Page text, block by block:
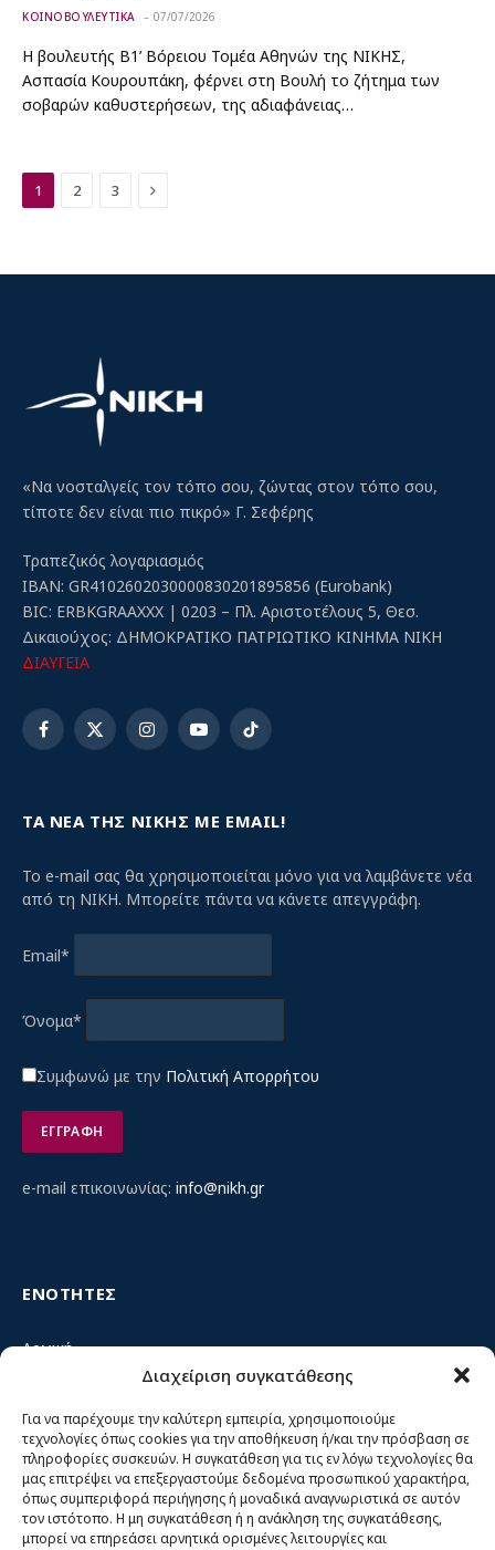
Διαχείριση συγκατάθεσης
Για να παρέχουμε την καλύτερη εμπειρία, χρησιμοποιούμε
τεχνολογίες όπως cookies για την αποθήκευση ή/και την πρόσβαση σε
πληροφορίες συσκευών. Η συγκατάθεση για τις εν λόγω τεχνολογίες θα
μας επιτρέψει να επεξεργαστούμε δεδομένα προσωπικού χαρακτήρα,
όπως συμπεριφορά περιήγησης ή μοναδικά αναγνωριστικά σε αυτόν
τον ιστότοπο. Η μη συγκατάθεση ή η ανάκληση της συγκατάθεσης,
μπορεί να επηρεάσει αρνητικά ορισμένες λειτουργίες και
ΚΟΙΝΟΒΟΥΛΕΥΤΙΚΑ 07/07/2026
Η βουλευτής Β1’ Βόρειου Τομέα Αθηνών της ΝΙΚΗΣ,
Ασπασία Κουρουπάκη, φέρνει στη Βουλή το ζήτημα των
σοβαρών καθυστερήσεων, της αδιαφάνειας…
1 2 3 Next
«Να νοσταλγείς τον τόπο σου, ζώντας στον τόπο σου,
τίποτε δεν είναι πιο πικρό» Γ. Σεφέρης
Τραπεζικός λογαριασμός
IBAN: GR4102602030000830201895856 (Eurobank)
BIC: ERBKGRAAXXX | 0203 – Πλ. Αριστοτέλους 5, Θεσ.
Δικαιούχος: ΔΗΜΟΚΡΑΤΙΚΟ ΠΑΤΡΙΩΤΙΚΟ ΚΙΝΗΜΑ ΝΙΚΗ
ΔΙΑΥΓΕΙΑ
Facebook
X
InstagramYouTubeTikTok
ΤΑ ΝΕΑ ΤΗΣ ΝΙΚΗΣ ΜΕ EMAIL!
Το e-mail σας θα χρησιμοποιείται μόνο για να λαμβάνετε νέα
από τη ΝΙΚΗ. Μπορείτε πάντα να κάνετε απεγγράφη.
Email*
Όνομα*
Συμφωνώ με την Πολιτική Απορρήτου
e-mail επικοινωνίας: info@nikh.gr
ΕΝΟΤΗΤΕΣ
Αρχική
Κίνημα ΝΙΚΗ – Ποιοι είμαστε, αρχές & δράση
Θέσεις
Πρόσωπα
Όργανα και ομάδες
Βίντεο